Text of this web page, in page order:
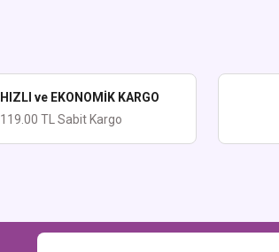
HIZLI ve EKONOMİK KARGO
119.00 TL Sabit Kargo